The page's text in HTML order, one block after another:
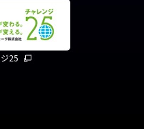
25